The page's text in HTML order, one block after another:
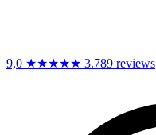
9,0 ★★★★★ 3.789 reviews